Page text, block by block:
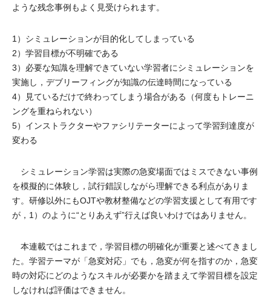
ような残念事例もよく見受けられます。
1）シミュレーションが目的化してしまっている
2）学習目標が不明確である
3）必要な知識を理解できていない学習者にシミュレーションを
実施し，デブリーフィングが知識の伝達時間になっている
4）見ているだけで終わってしまう場合がある（何度もトレーニ
ングを重ねられない）
5）インストラクターやファシリテーターによって学習到達度が
変わる
シミュレーション学習は実際の急変場面ではミスできない事例
を模擬的に体験し，試行錯誤しながら理解できる利点がありま
す。研修以外にもOJTや教材整備などの学習支援として有用です
が，1）のように“とりあえず”行えば良いわけではありません。
本連載ではこれまで，学習目標の明確化が重要と述べてきまし
た。学習テーマが「急変対応」でも，急変が何を指すのか，急変
時の対応にどのようなスキルが必要かを踏まえて学習目標を設定
しなければ評価はできません。